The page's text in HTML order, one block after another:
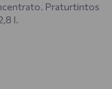
Praturtintos
l.